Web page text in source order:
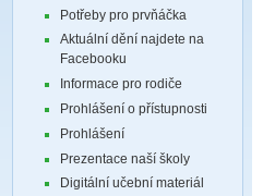
Potřeby pro prvňáčka
Aktuální dění najdete na
Facebooku
Informace pro rodiče
Prohlášení o přístupnosti
Prohlášení
Prezentace naší školy
Digitální učební materiál